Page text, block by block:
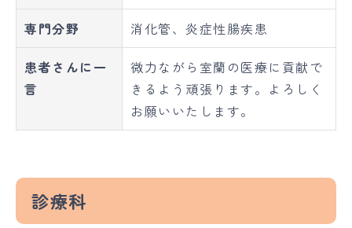
専門分野 消化管、炎症性腸疾患
患者さんに一
言
微力ながら室蘭の医療に貢献で
きるよう頑張ります。よろしく
お願いいたします。
診療科